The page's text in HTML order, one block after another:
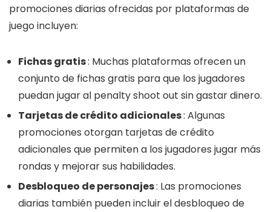
promociones diarias ofrecidas por plataformas de
juego incluyen:
Fichas gratis: Muchas plataformas ofrecen un
conjunto de fichas gratis para que los jugadores
puedan jugar al penalty shoot out sin gastar dinero.
Tarjetas de crédito adicionales: Algunas
promociones otorgan tarjetas de crédito
adicionales que permiten a los jugadores jugar más
rondas y mejorar sus habilidades.
Desbloqueo de personajes: Las promociones
diarias también pueden incluir el desbloqueo de